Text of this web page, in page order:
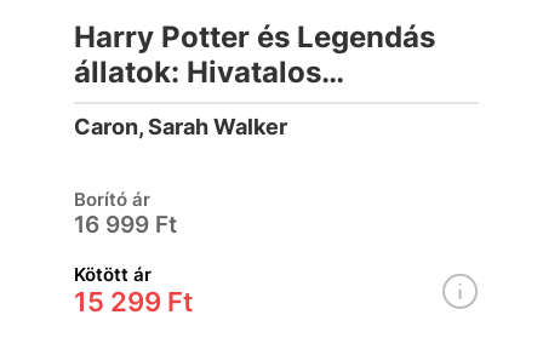
Harry Potter és Legendás
állatok: Hivatalos
varázslóvilág szakácskönyv
Caron, Sarah Walker
Borító ár
16 999 Ft
Kötött ár
15 299 Ft